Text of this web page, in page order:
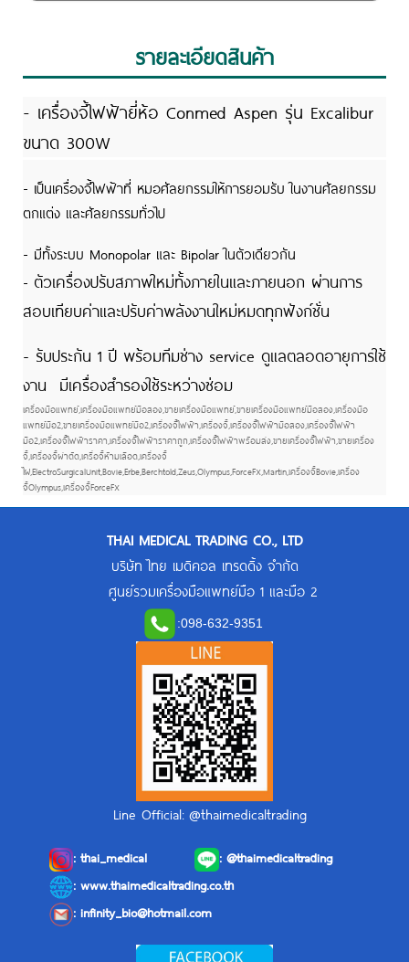
รายละเอียดสินค้า
- เครื่องจี้ไฟฟ้ายี่ห้อ Conmed Aspen รุ่น Excalibur
ขนาด 300W
- เป็นเครื่องจี้ไฟฟ้าที่ หมอศัลยกรรมให้การยอมรับ ในงานศัลยกรรม
ตกแต่ง และศัลยกรรมทั่วไป
- มีทั้งระบบ Monopolar และ Bipolar ในตัวเดียวกัน
- ตัวเครื่องปรับสภาพใหม่ทั้งภายในและภายนอก ผ่านการ
สอบเทียบค่าและปรับค่าพลังงานใหม่หมดทุกฟังก์ชั่น
- รับประกัน 1 ปี พร้อมทีมช่าง service ดูแลตลอดอายุการใช้
งาน มีเครื่องสำรองใช้ระหว่างซ่อม
เครื่องมือแพทย์,เครื่องมือแพทย์มือสอง,ขายเครื่องมือแพทย์,ขายเครื่องมือแพทย์มือสอง,เครื่องมือ
แพทย์มือ2,ขายเครื่องมือแพทย์มือ2,เครื่องจี้ไฟฟ้า,เครื่องจี้,เครื่องจี้ไฟฟ้ามือสอง,เครื่องจี้ไฟฟ้า
มือ2,เครื่องจี้ไฟฟ้าราคา,เครื่องจี้ไฟฟ้าราคาถูก,เครื่องจี้ไฟฟ้าพร้อมส่ง,ขายเครื่องจี้ไฟฟ้า,ขายเครื่อง
จี้,เครื่องจี้ผ่าตัด,เครื่อจี้ห้ามเลือด,เครื่องจี้
ไฝ,ElectroSurgicalUnit,Bovie,Erbe,Berchtold,Zeus,Olympus,ForceFX,Martin,เครื่องจี้Bovie,เครื่อง
จี้Olympus,เครื่องจี้ForceFX
THAI MEDICAL TRADING CO., LTD
บริษัท ไทย เมดิคอล เทรดดิ้ง จำกัด
ศูนย์รวมเครื่องมือแพทย์มือ 1 และมือ 2
:098-632-9351
Line Official: @thaimedicaltrading
:thai_medical : @thaimedicaltrading
: www.thaimedicaltrading.co.th
:infinity_bio@hotmail.com